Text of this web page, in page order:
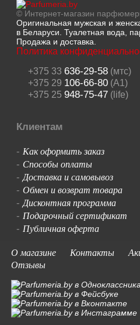
© Интернет-магазин
Оригинальная мужская и
в Беларуси. Туалетная вода,
Продажа и доставка.
Политика
+375 33 636-29-58(мтс)
+375 29 106-66-80(A1)
+375 25 948-75-47(life)
Клиентам
- Как оформить заказ
- Способы оплаты
-Доставка и самовывоз
- Обмен и возврат товара
-Дисконтная программа
- Подарочный сертификат
- Публичная оферта
О магазине
Контакты
Отзывы